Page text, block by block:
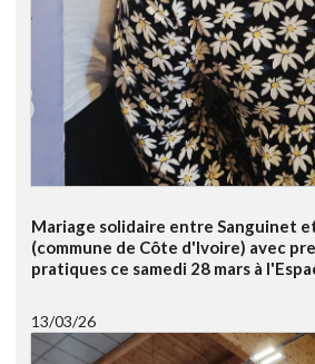
Mariage solidaire entre Sanguinet
(commune de Côte d'Ivoire) avec
pratiques ce samedi 28 mars à
13/03/26